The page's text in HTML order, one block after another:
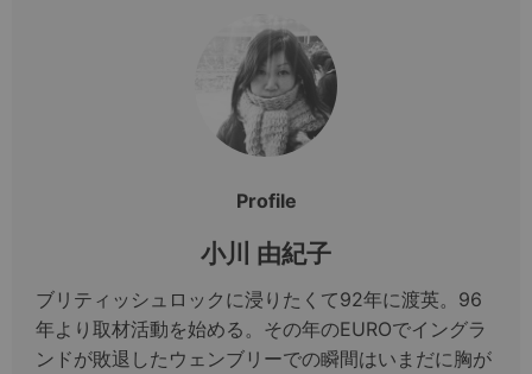
Profile
小川 由紀子
ブリティッシュロックに浸りたくて92年に渡英。96
年より取材活動を始める。その年のEUROでイングラ
ンドが敗退したウェンブリーでの瞬間はいまだに胸が